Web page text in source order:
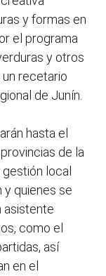
y formas en
el programa
y otros
recetario
de Junín.
hasta el
de la
local
y quienes se
asistente
como el
así
en el